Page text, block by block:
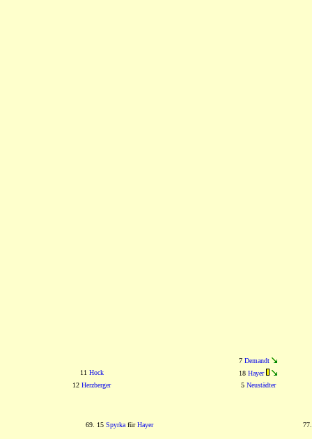
7 Demandt
11 Hock 18 Hayer
12 Herzberger 5 Neustädter
69. 15 SpyrkafürHayer